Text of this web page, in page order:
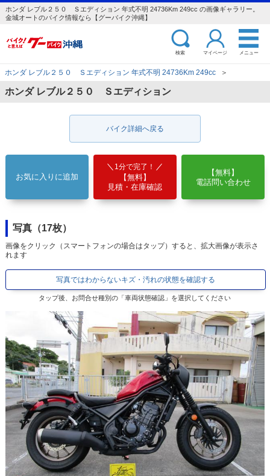
ホンダ レブル２５０ Ｓエディション 年式不明 24736Km 249cc の画像ギャラリー。
金城オートのバイク情報なら【グーバイク沖縄】
検索 マイページ メニュー
ホンダ レブル２５０ Ｓエディション 年式不明 24736Km 249cc ＞
ホンダ レブル２５０ Ｓエディション
バイク詳細へ戻る
お気に入りに追加
1分で完了！
【無料】
見積・在庫確認
【無料】
電話問い合わせ
写真（17枚）
画像をクリック（スマートフォンの場合はタップ）すると、拡大画像が表示さ
れます
写真ではわからないキズ・汚れの状態を確認する
タップ後、お問合せ種別の「車両状態確認」を選択してください